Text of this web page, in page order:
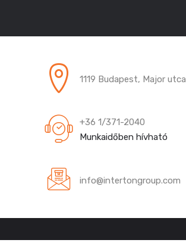
1119 Budapest, Major
+36 1/371-2040
Munkaidőben hívható
info@intertongroup.com